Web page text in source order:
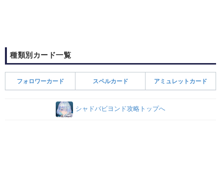
種類別カード一覧
フォロワーカード スペルカード アミュレットカード
シャドバビヨンド攻略トップへ